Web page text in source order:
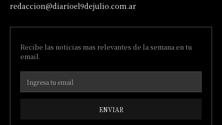
redaccion@diarioel9dejulio.com.ar
Recibe las noticias mas relevantes de la semana en tu
email.
ENVIAR